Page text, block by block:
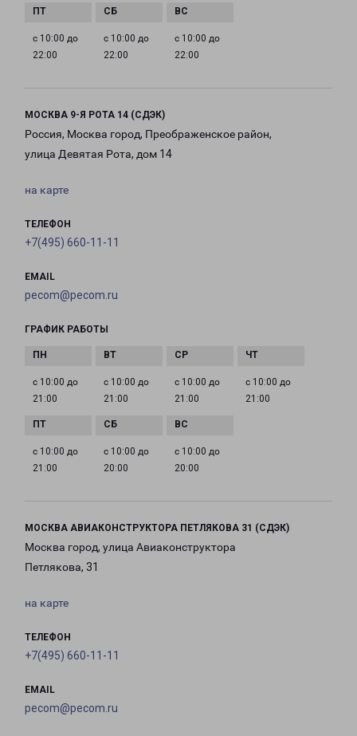
с 10:00 до
22:00
с 10:00 до
22:00
с 10:00 до
22:00
МОСКВА 9-Я РОТА 14 (СДЭК)
Россия, Москва город, Преображенское район,
улица Девятая Рота, дом 14
на карте
ТЕЛЕФОН
+7(495) 660-11-11
EMAIL
pecom@pecom.ru
ГРАФИК РАБОТЫ
с 10:00 до
21:00
с 10:00 до
21:00
с 10:00 до
21:00
с 10:00 до
21:00
с 10:00 до
21:00
с 10:00 до
20:00
с 10:00 до
20:00
МОСКВА АВИАКОНСТРУКТОРА ПЕТЛЯКОВА 31 (СДЭК)
Москва город, улица Авиаконструктора
Петлякова, 31
на карте
ТЕЛЕФОН
+7(495) 660-11-11
EMAIL
pecom@pecom.ru